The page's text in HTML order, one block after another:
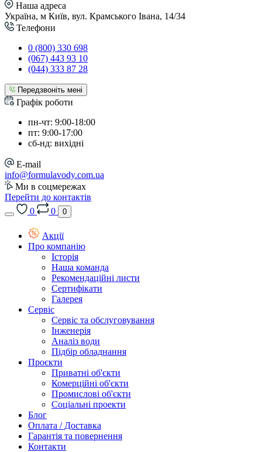
Наша адреса
Україна, м Київ, вул. Крамського Івана, 14/34
Телефони
0 (800) 330 698
(067) 443 93 10
(044) 333 87 28
Передзвоніть мені
Графік роботи
пн-чт: 9:00-18:00
пт: 9:00-17:00
сб-нд: вихідні
E-mail
info@formulavody.com.ua
Ми в соцмережах
Перейти до контактів
0
0 0
Акції
Про компанію
Історія
Наша команда
Рекомендаційні листи
Сертифікати
Галерея
Сервіс
Сервіс та обслуговування
Інженерія
Аналіз води
Підбір обладнання
Проєкти
Приватні об'єкти
Комерційні об'єкти
Промислові об'єкти
Соціальні проекти
Блог
Оплата / Доставка
Гарантія та повернення
Контакти